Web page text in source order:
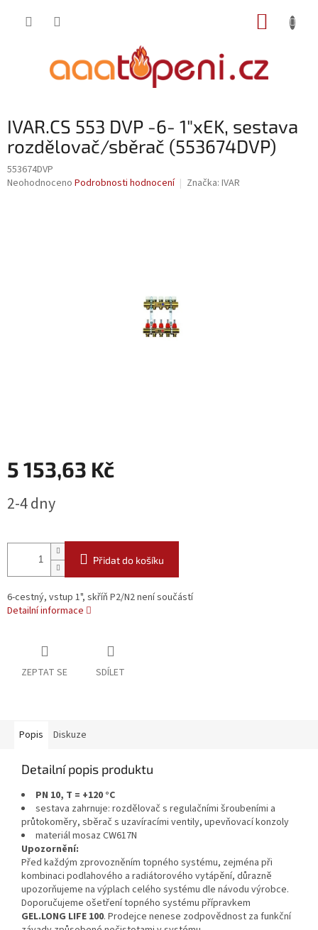
IVAR.CS 553 DVP -6- 1"xEK, sestava
rozdělovač/sběrač (553674DVP)
553674DVP
Průměrné
Neohodnoceno Podrobnosti hodnocení Značka: IVAR
5 153,63 Kč
cena:
2-4 dny
Přidat do košíku
6-cestný, vstup 1", skříň P2/N2 není součástí
Detailní informace
ZEPTAT SE SDÍLET
Popis Diskuze
Detailní popis produktu
PN 10, T = +120 °C
sestava zahrnuje: rozdělovač s regulačními šroubeními a
průtokoměry, sběrač s uzavíracími ventily, upevňovací konzoly
materiál mosaz CW617N
Upozornění:
Před každým zprovozněním topného systému, zejména při
kombinaci podlahového a radiátorového vytápění, důrazně
upozorňujeme na výplach celého systému dle návodu výrobce.
Doporučujeme ošetření topného systému přípravkem
GEL.LONG LIFE 100. Prodejce nenese zodpovědnost za funkční